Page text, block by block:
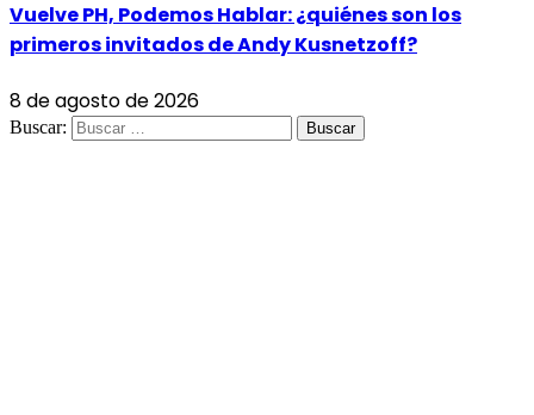
Vuelve PH, Podemos Hablar: ¿quiénes son los
primeros invitados de Andy Kusnetzoff?
8 de agosto de 2026
Buscar: